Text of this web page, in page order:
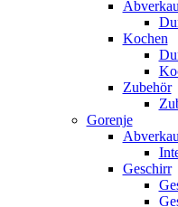
Kochen
Zubehör
Gorenje
Geschirr